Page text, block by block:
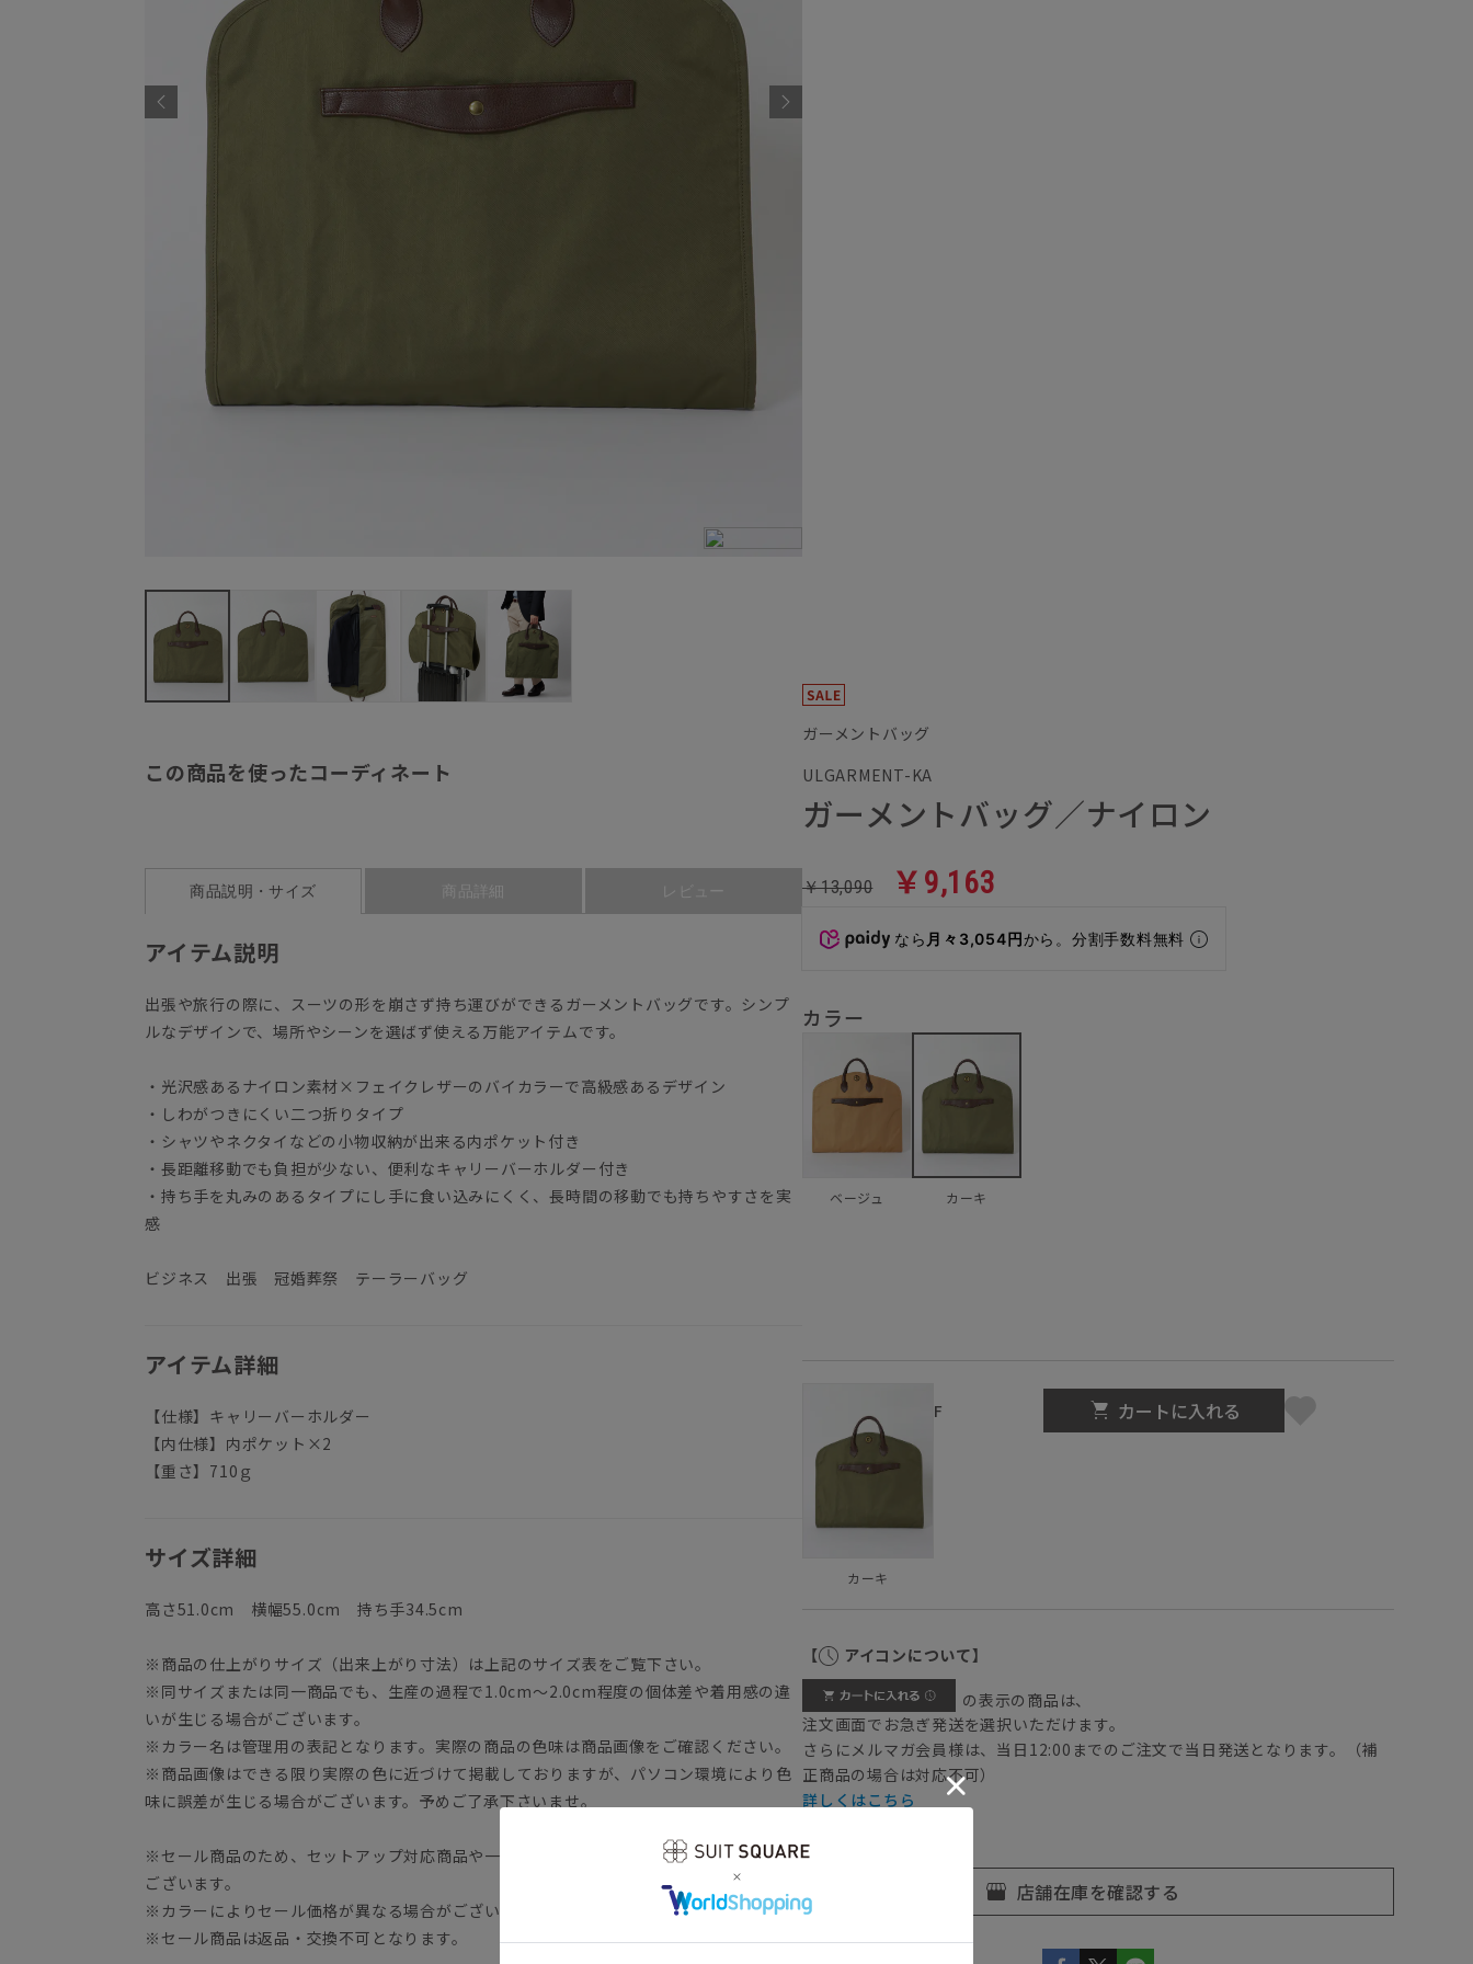
この商品を使ったコーディネート
商品説明・サイズ 商品詳細 レビュー
アイテム説明
出張や旅行の際に、スーツの形を崩さず持ち運びができるガーメントバッグです。シンプ
ルなデザインで、場所やシーンを選ばず使える万能アイテムです。
・光沢感あるナイロン素材×フェイクレザーのバイカラーで高級感あるデザイン
・しわがつきにくい二つ折りタイプ
・シャツやネクタイなどの小物収納が出来る内ポケット付き
・長距離移動でも負担が少ない、便利なキャリーバーホルダー付き
・持ち手を丸みのあるタイプにし手に食い込みにくく、長時間の移動でも持ちやすさを実
感
ビジネス 出張 冠婚葬祭 テーラーバッグ
アイテム詳細
【仕様】キャリーバーホルダー
【内仕様】内ポケット×2
【重さ】710ｇ
サイズ詳細
高さ51.0cm 横幅55.0cm 持ち手34.5cm
※商品の仕上がりサイズ（出来上がり寸法）は上記のサイズ表をご覧下さい。
※同サイズまたは同一商品でも、生産の過程で1.0cm～2.0cm程度の個体差や着用感の違
いが生じる場合がございます。
※カラー名は管理用の表記となります。実際の商品の色味は商品画像をご確認ください。
※商品画像はできる限り実際の色に近づけて掲載しておりますが、パソコン環境により色
味に誤差が生じる場合がございます。予めご了承下さいませ。
※セール商品のため、セットアップ対応商品や一部カラーの販売を終了している可能性が
ございます。
※カラーによりセール価格が異なる場合がございます。予めご了承下さいませ。
※セール商品は返品・交換不可となります。
ガーメントバッグ
ULGARMENT-KA
ガーメントバッグ／ナイロン
￥13,090 ￥9,163
なら 月々3,054円から。分割手数料無料
カラー
ベージュ カーキ
カーキ
F カートに入れる
【 アイコンについて】
の表示の商品は、
注文画面でお急ぎ発送を選択いただけます。
さらにメルマガ会員様は、当日12:00までのご注文で当日発送となります。（補
正商品の場合は対応不可）
詳しくはこちら